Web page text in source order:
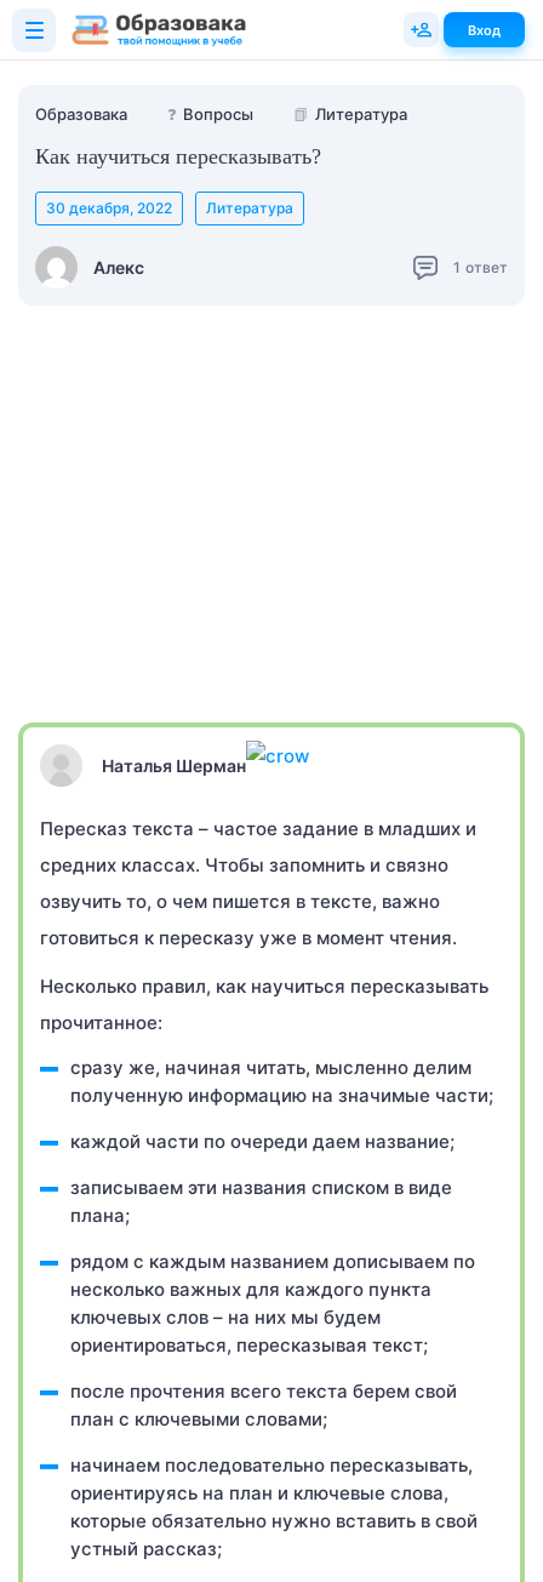
Образовака ❓ Вопросы 📗 Литература
Как научиться пересказывать?
Алекс
30 декабря, 2022 Литература
1 ответ
Наталья Шерман
Пересказ текста – частое задание в младших и
средних классах. Чтобы запомнить и связно
озвучить то, о чем пишется в тексте, важно
готовиться к пересказу уже в момент чтения.
Несколько правил, как научиться пересказывать
прочитанное:
сразу же, начиная читать, мысленно делим
полученную информацию на значимые части;
каждой части по очереди даем название;
записываем эти названия списком в виде
плана;
рядом с каждым названием дописываем по
несколько важных для каждого пункта
ключевых слов – на них мы будем
ориентироваться, пересказывая текст;
после прочтения всего текста берем свой
план с ключевыми словами;
начинаем последовательно пересказывать,
ориентируясь на план и ключевые слова,
которые обязательно нужно вставить в свой
устный рассказ;
Вход